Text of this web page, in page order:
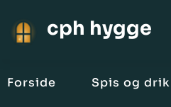
cph hygge
Forside Spis og drik